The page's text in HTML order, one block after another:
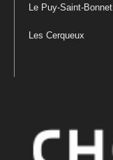
Le Puy-Saint-Bonnet
Les Cerqueux